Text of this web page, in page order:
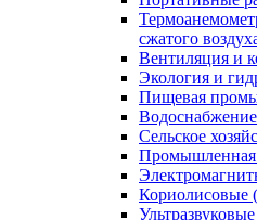
сжатого
Вентиляция и
Экология и
Пищевая
Водоснабжение
Сельское
Промышленная
Кориолисовые